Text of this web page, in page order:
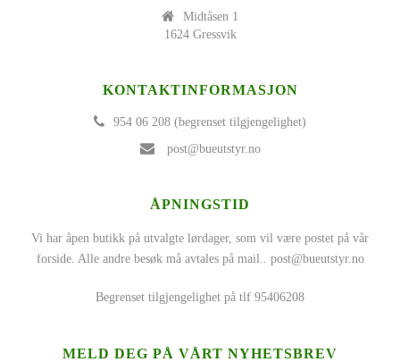
Midtåsen 1
1624 Gressvik
KONTAKTINFORMASJON
954 06 208 (begrenset tilgjengelighet)
post@bueutstyr.no
ÅPNINGSTID
Vi har åpen butikk på utvalgte lørdager, som vil være postet på vår
forside. Alle andre besøk må avtales på mail.. post@bueutstyr.no
Begrenset tilgjengelighet på tlf 95406208
MELD DEG PÅ VÅRT NYHETSBREV